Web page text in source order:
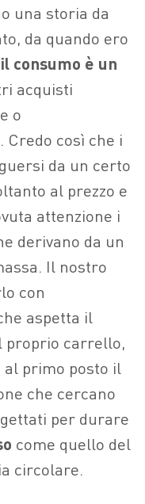
una storia da
da quando ero
il consumo è un
acquisti
o
Credo così che i
da un certo
al prezzo e
attenzione i
derivano da un
Il nostro
con
aspetta il
proprio carrello,
primo posto il
che cercano
per durare
come quello del
circolare.